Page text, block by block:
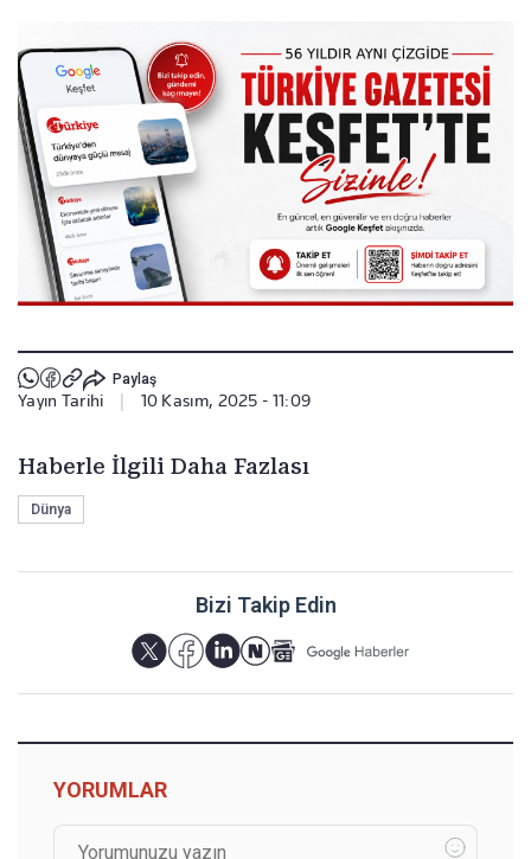
Paylaş
Yayın Tarihi 10 Kasım, 2025 - 11:09
Haberle İlgili Daha Fazlası
Dünya
Bizi Takip Edin
YORUMLAR